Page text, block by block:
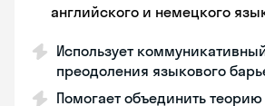
английского и немецкого
Использует
преодоления языкового
Помогает объединить